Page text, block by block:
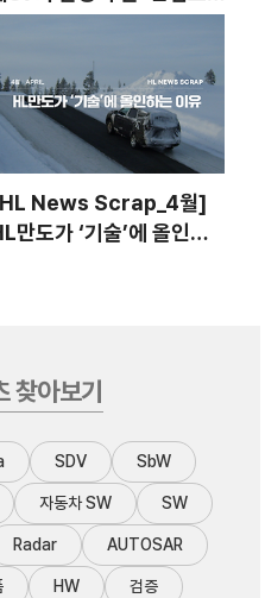
‘ 수훈
News Scrap_4월]
만도가 ‘기술’에 올인하
찾아보기
SDV SbW
자동차 SW SW
Radar AUTOSAR
HW 검증